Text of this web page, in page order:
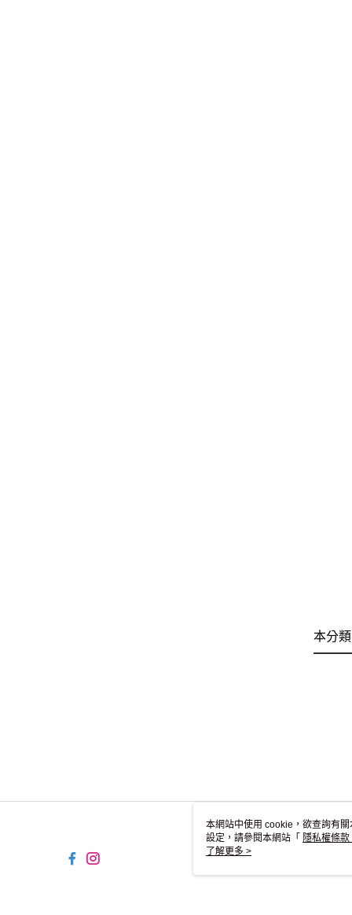
本分
本網站中使用 cookie，欲查詢有
設定，請參閱本網站「 隱私權條款
使用 cookie。
了解更多 >